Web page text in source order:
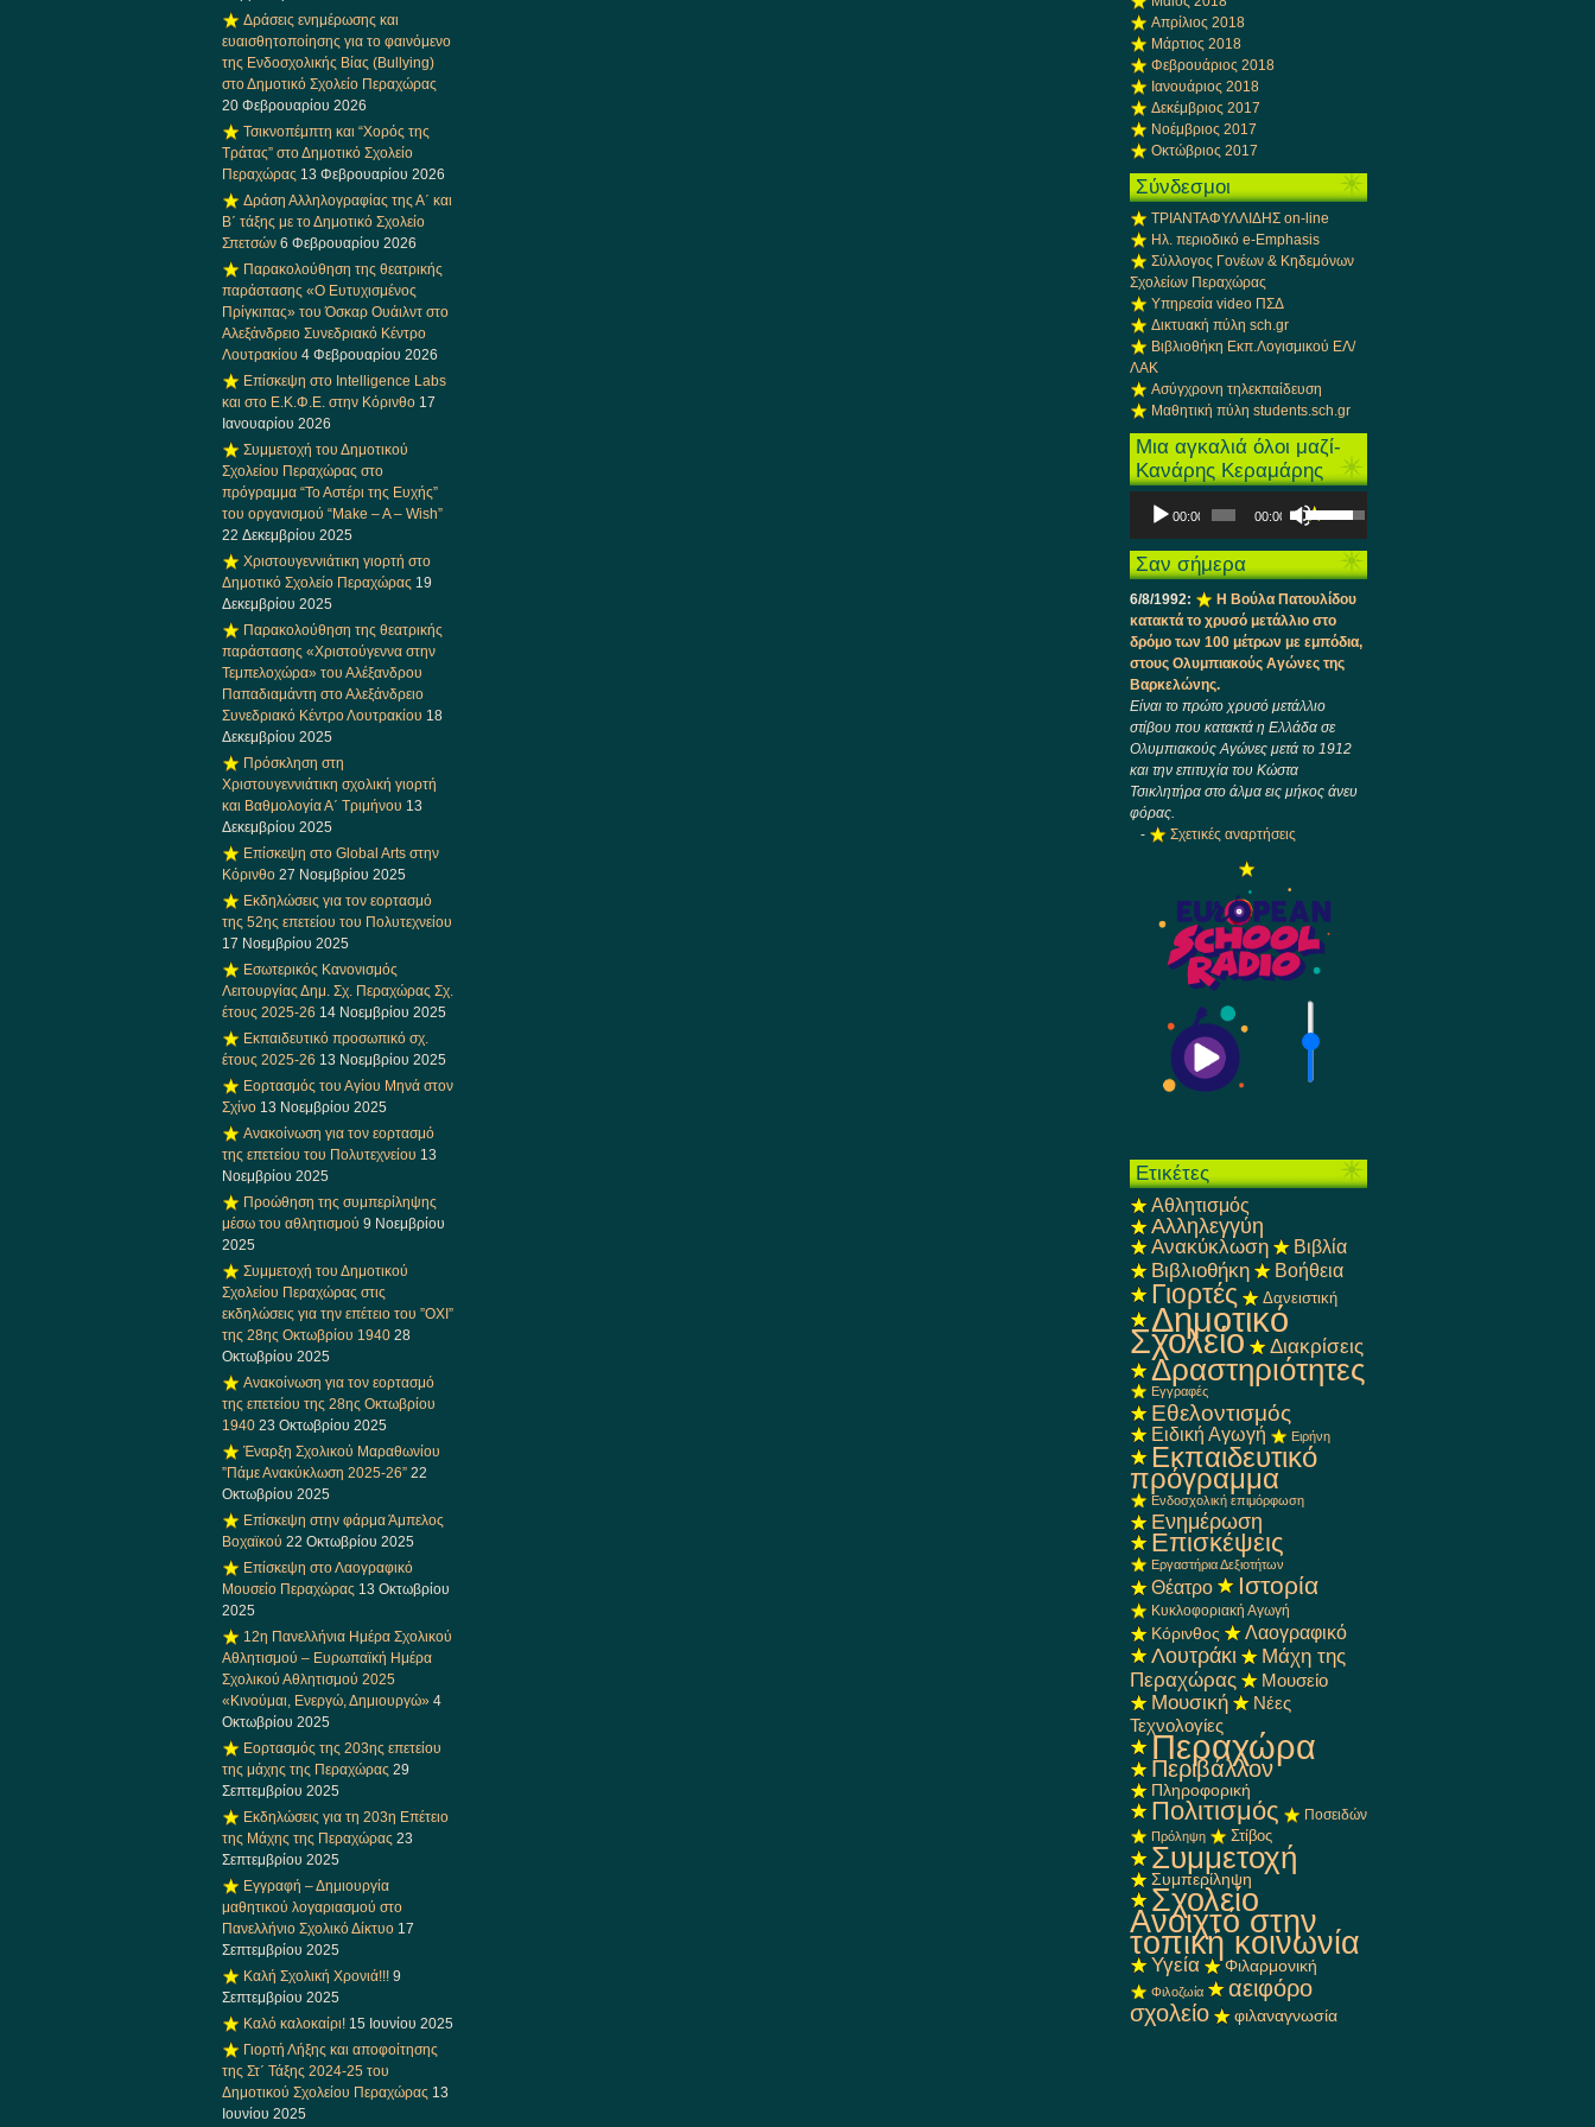
Δράσεις ενημέρωσης και
ευαισθητοποίησης για το φαινόμενο
της Ενδοσχολικής Βίας (Bullying)
στο Δημοτικό Σχολείο Περαχώρας
20 Φεβρουαρίου 2026
Τσικνοπέμπτη και “Χορός της
Τράτας” στο Δημοτικό Σχολείο
Περαχώρας 13 Φεβρουαρίου 2026
Δράση Αλληλογραφίας της Α΄ και
Β΄ τάξης με το Δημοτικό Σχολείο
Σπετσών 6 Φεβρουαρίου 2026
Παρακολούθηση της θεατρικής
παράστασης «Ο Ευτυχισμένος
Πρίγκιπας» του Όσκαρ Ουάιλντ στο
Αλεξάνδρειο Συνεδριακό Κέντρο
Λουτρακίου 4 Φεβρουαρίου 2026
Επίσκεψη στο Intelligence Labs
και στο Ε.Κ.Φ.Ε. στην Κόρινθο 17
Ιανουαρίου 2026
Συμμετοχή του Δημοτικού
Σχολείου Περαχώρας στο
πρόγραμμα “Το Αστέρι της Ευχής”
του οργανισμού “Make – A – Wish”
22 Δεκεμβρίου 2025
Χριστουγεννιάτικη γιορτή στο
Δημοτικό Σχολείο Περαχώρας 19
Δεκεμβρίου 2025
Παρακολούθηση της θεατρικής
παράστασης «Χριστούγεννα στην
Τεμπελοχώρα» του Αλέξανδρου
Παπαδιαμάντη στο Αλεξάνδρειο
Συνεδριακό Κέντρο Λουτρακίου 18
Δεκεμβρίου 2025
Πρόσκληση στη
Χριστουγεννιάτικη σχολική γιορτή
και Βαθμολογία Α΄ Τριμήνου 13
Δεκεμβρίου 2025
Επίσκεψη στο Global Arts στην
Κόρινθο 27 Νοεμβρίου 2025
Εκδηλώσεις για τον εορτασμό
της 52ης επετείου του Πολυτεχνείου
17 Νοεμβρίου 2025
Εσωτερικός Κανονισμός
Λειτουργίας Δημ. Σχ. Περαχώρας Σχ.
έτους 2025-26 14 Νοεμβρίου 2025
Εκπαιδευτικό προσωπικό σχ.
έτους 2025-26 13 Νοεμβρίου 2025
Εορτασμός του Αγίου Μηνά στον
Σχίνο 13 Νοεμβρίου 2025
Ανακοίνωση για τον εορτασμό
της επετείου του Πολυτεχνείου 13
Νοεμβρίου 2025
Προώθηση της συμπερίληψης
μέσω του αθλητισμού 9 Νοεμβρίου
2025
Συμμετοχή του Δημοτικού
Σχολείου Περαχώρας στις
εκδηλώσεις για την επέτειο του ”ΟΧΙ”
της 28ης Οκτωβρίου 1940 28
Οκτωβρίου 2025
Ανακοίνωση για τον εορτασμό
της επετείου της 28ης Οκτωβρίου
1940 23 Οκτωβρίου 2025
Έναρξη Σχολικού Μαραθωνίου
”Πάμε Ανακύκλωση 2025-26” 22
Οκτωβρίου 2025
Επίσκεψη στην φάρμα Άμπελος
Βοχαϊκού 22 Οκτωβρίου 2025
Επίσκεψη στο Λαογραφικό
Μουσείο Περαχώρας 13 Οκτωβρίου
2025
12η Πανελλήνια Ημέρα Σχολικού
Αθλητισμού – Ευρωπαϊκή Ημέρα
Σχολικού Αθλητισμού 2025
«Κινούμαι, Ενεργώ, Δημιουργώ» 4
Οκτωβρίου 2025
Εορτασμός της 203ης επετείου
της μάχης της Περαχώρας 29
Σεπτεμβρίου 2025
Εκδηλώσεις για τη 203η Επέτειο
της Μάχης της Περαχώρας 23
Σεπτεμβρίου 2025
Εγγραφή – Δημιουργία
μαθητικού λογαριασμού στο
Πανελλήνιο Σχολικό Δίκτυο 17
Σεπτεμβρίου 2025
Καλή Σχολική Χρονιά!!! 9
Σεπτεμβρίου 2025
Καλό καλοκαίρι! 15 Ιουνίου 2025
Γιορτή Λήξης και αποφοίτησης
της Στ΄ Τάξης 2024-25 του
Δημοτικού Σχολείου Περαχώρας 13
Ιουνίου 2025
Απρίλιος 2018
Μάρτιος 2018
Φεβρουάριος 2018
Ιανουάριος 2018
Δεκέμβριος 2017
Νοέμβριος 2017
Οκτώβριος 2017
Σύνδεσμοι
ΤΡΙΑΝΤΑΦΥΛΛΙΔΗΣ on-line
Ηλ. περιοδικό e-Emphasis
Σύλλογος Γονέων & Κηδεμόνων
Σχολείων Περαχώρας
Υπηρεσία video ΠΣΔ
Δικτυακή πύλη sch.gr
Βιβλιοθήκη Εκπ.Λογισμικού ΕΛ/
ΛΑΚ
Ασύγχρονη τηλεκπαίδευση
Μαθητική πύλη students.sch.gr
Μια αγκαλιά όλοι μαζί-
Κανάρης Κεραμάρης
Πρόγραμμα
Αναπαραγωγής
Ήχου
00:00 00:00
τα
πλήκτρα
Πάνω/
βέλος
για
να
αυξήσετε
μειώσετε
ένταση.
Σαν σήμερα
6/8/1992:
Η Βούλα Πατουλίδου
κατακτά το χρυσό μετάλλιο στο
δρόμο των 100 μέτρων με εμπόδια,
στους Ολυμπιακούς Αγώνες της
Βαρκελώνης.
Είναι το πρώτο χρυσό μετάλλιο
στίβου που κατακτά η Ελλάδα σε
Ολυμπιακούς Αγώνες μετά το 1912
και την επιτυχία του Κώστα
Τσικλητήρα στο άλμα εις μήκος άνευ
φόρας.
-
Σχετικές αναρτήσεις
Ετικέτες
Αθλητισμός
Αλληλεγγύη
Ανακύκλωση Βιβλία
Βιβλιοθήκη Βοήθεια
Γιορτές Δανειστική
Δημοτικό
Σχολείο Διακρίσεις
Δραστηριότητες
Εγγραφές
Εθελοντισμός
Ειδική Αγωγή Ειρήνη
Εκπαιδευτικό
πρόγραμμα
Ενδοσχολική επιμόρφωση
Ενημέρωση
Επισκέψεις
Εργαστήρια Δεξιοτήτων
Θέατρο Ιστορία
Κυκλοφοριακή Αγωγή
Κόρινθος Λαογραφικό
Λουτράκι
Μάχη της
Περαχώρας
Μουσείο
Μουσική
Νέες
Τεχνολογίες
Περαχώρα
Περιβάλλον
Πληροφορική
Πολιτισμός Ποσειδών
Πρόληψη Στίβος
Συμμετοχή
Συμπερίληψη
Σχολείο
Ανοιχτό στην
τοπική κοινωνία
Υγεία Φιλαρμονική
Φιλοζωία
αειφόρο
σχολείο
φιλαναγνωσία